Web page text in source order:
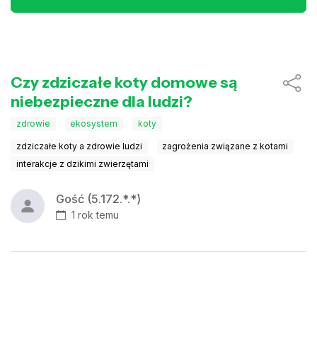
Czy zdziczałe koty domowe są
niebezpieczne dla ludzi?
zdrowie ekosystem koty
zdziczałe koty a zdrowie ludzi
zagrożenia związane z kotami
interakcje z dzikimi zwierzętami
Gość (5.172.*.*)
1 rok temu